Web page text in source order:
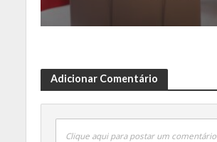
Adicionar Comentário
Clique aqui para postar um comentário